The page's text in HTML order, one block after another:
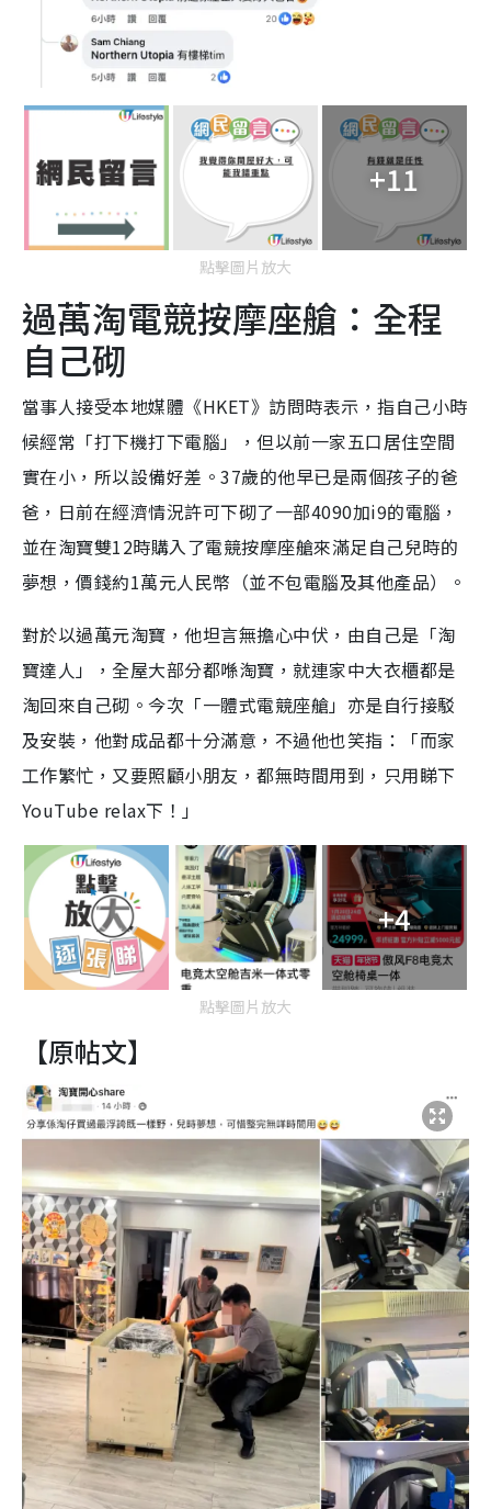
+11
點擊圖片放大
過萬淘電競按摩座艙：全程
自己砌
當事人接受本地媒體《HKET》訪問時表示，指自己小時
候經常「打下機打下電腦」，但以前一家五口居住空間
實在小，所以設備好差。37歲的他早已是兩個孩子的爸
爸，日前在經濟情況許可下砌了一部4090加i9的電腦，
並在淘寶雙12時購入了電競按摩座艙來滿足自己兒時的
夢想，價錢約1萬元人民幣（並不包電腦及其他產品）。
對於以過萬元淘寶，他坦言無擔心中伏，由自己是「淘
寶達人」，全屋大部分都喺淘寶，就連家中大衣櫃都是
淘回來自己砌。今次「一體式電競座艙」亦是自行接駁
及安裝，他對成品都十分滿意，不過他也笑指：「而家
工作繁忙，又要照顧小朋友，都無時間用到，只用睇下
YouTube relax下！」
+4
點擊圖片放大
【原帖文】